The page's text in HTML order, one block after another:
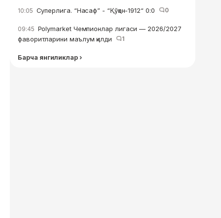
10:05 Суперлига. “Насаф” - “Қўқон-1912“ 0:0 0
09:45 Polymarket Чемпионлар лигаси — 2026/2027
фаворитларини маълум қилди
1
Барча янгиликлар ›